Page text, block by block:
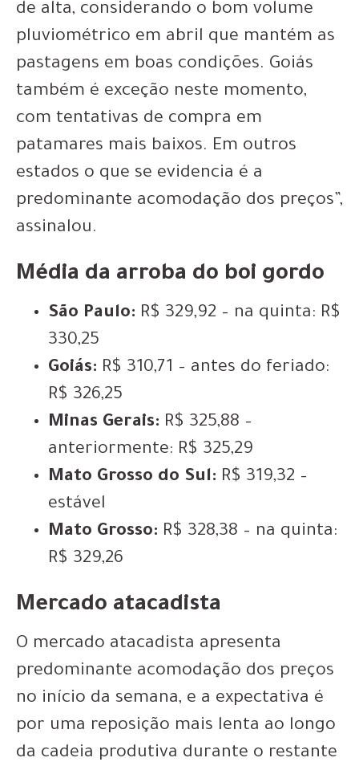
de alta, considerando o bom volume
pluviométrico em abril que mantém as
pastagens em boas condições. Goiás
também é exceção neste momento,
com tentativas de compra em
patamares mais baixos. Em outros
estados o que se evidencia é a
predominante acomodação dos preços”,
assinalou.
Média da arroba do boi gordo
São Paulo: R$ 329,92 – na quinta: R$
330,25
Goiás: R$ 310,71 – antes do feriado:
R$ 326,25
Minas Gerais: R$ 325,88 –
anteriormente: R$ 325,29
Mato Grosso do Sul: R$ 319,32 –
estável
Mato Grosso: R$ 328,38 – na quinta:
R$ 329,26
Mercado atacadista
O mercado atacadista apresenta
predominante acomodação dos preços
no início da semana, e a expectativa é
por uma reposição mais lenta ao longo
da cadeia produtiva durante o restante